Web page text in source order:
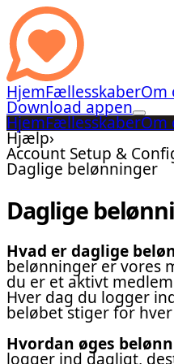
HjemFællesskaberOm
Download appen
HjemFællesskaberOm
Hjælp›
Account Setup &
Daglige belønninger
Daglige
Hvad er daglige
belønninger er vores
du er et aktivt
Hver dag du logger
beløbet stiger for
Hvordan øges
logger ind dagligt,